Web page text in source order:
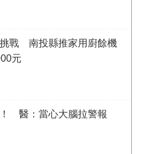
戰 南投縣推家用廚餘機
元
醫：當心大腦拉警報